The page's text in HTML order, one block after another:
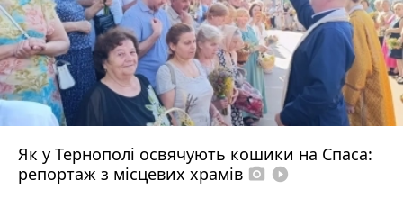
Як у Тернополі освячують кошики на Спаса:
репортаж з місцевих храмів photo_camera play_circle_filled